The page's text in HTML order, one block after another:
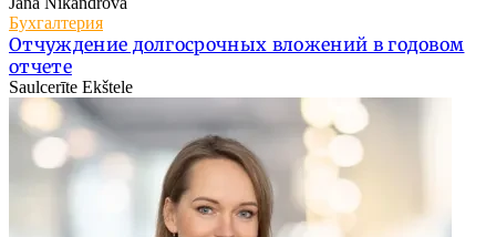
Бухгалтерия
Отчуждение долгосрочных вложений в годовом
отчете
Saulcerīte Ekštele